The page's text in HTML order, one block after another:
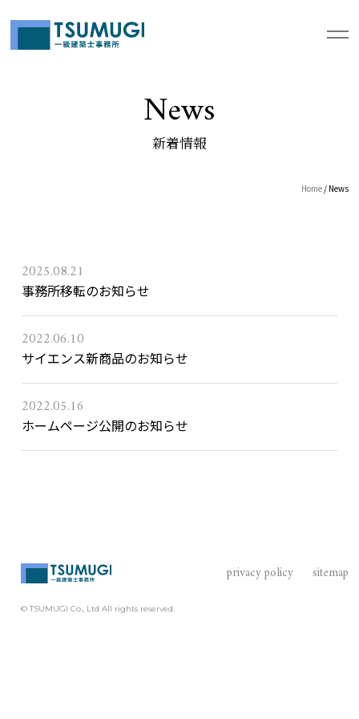
News
新着情報
Home/ News
2025.08.21
事務所移転のお知らせ
2022.06.10
サイエンス新商品のお知らせ
2022.05.16
ホームページ公開のお知らせ
privacy policy sitemap
© TSUMUGI Co., Ltd All rights reserved.